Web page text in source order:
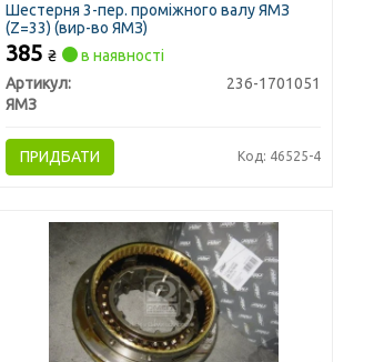
Шестерня 3-пер. проміжного валу ЯМЗ
(Z=33) (вир-во ЯМЗ)
385₴
в наявності
Артикул:
236-1701051
ЯМЗ
ПРИДБАТИ Код: 46525-4